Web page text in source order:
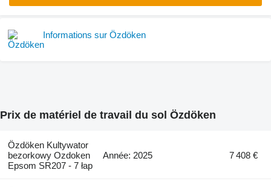
Informations sur Özdöken
Prix de matériel de travail du sol Özdöken
Özdöken Kultywator
bezorkowy Ozdoken
Epsom SR207 - 7 łap
Année: 2025 7 408 €